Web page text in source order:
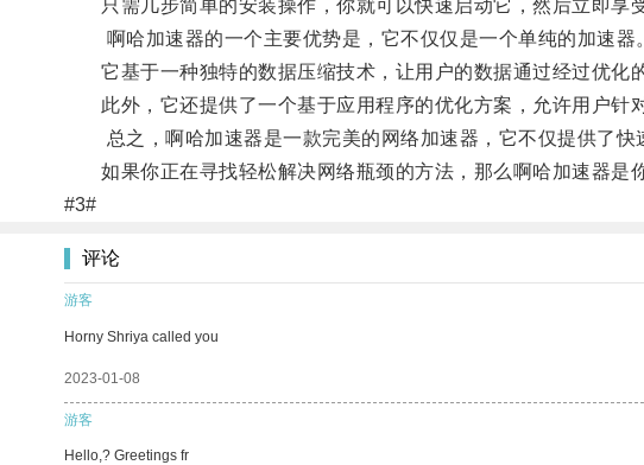
只需几步简单的安装操作，你就可以快速启动它，然后立即享受
啊哈加速器的一个主要优势是，它不仅仅是一个单纯的加速器
它基于一种独特的数据压缩技术，让用户的数据通过经过优化
此外，它还提供了一个基于应用程序的优化方案，允许用户针
总之，啊哈加速器是一款完美的网络加速器，它不仅提供了快
如果你正在寻找轻松解决网络瓶颈的方法，那么啊哈加速器是你
#3#
评论
游客
Horny Shriya called you
2023-01-08
游客
Hello,? Greetings fr